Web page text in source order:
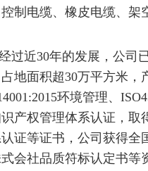
制电缆、橡皮电缆、架
过近30年的发展，公司
地面积超30万平方米，
环境管理、
产权管理体系认证，取
证等证书，公司获得全
会社品质符标认定书等